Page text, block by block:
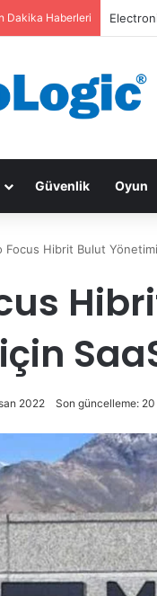
Dakika Haberleri
Güvenlik Oyun
Focus Hibrit Bulut
2022 Son güncelleme: